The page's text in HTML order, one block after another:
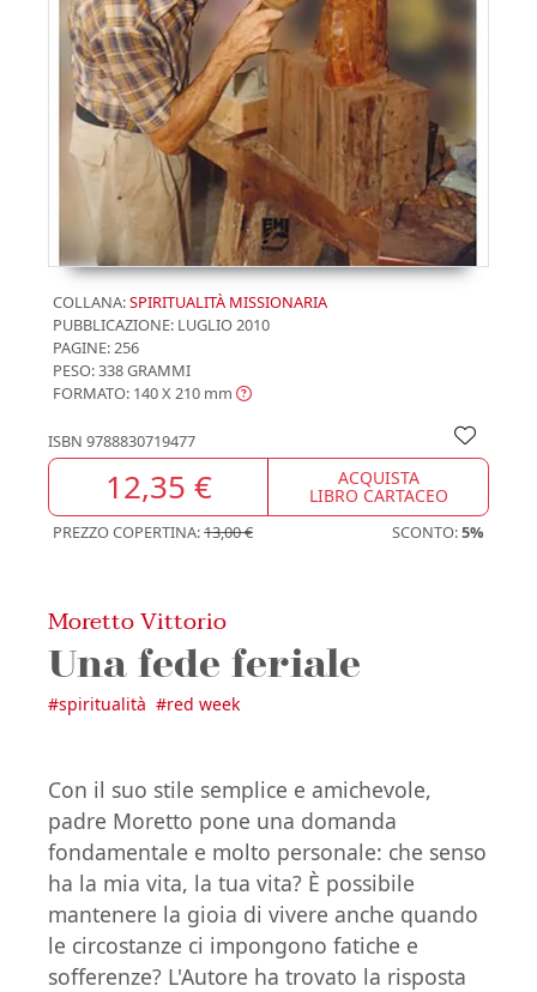
COLLANA:SPIRITUALITÀ MISSIONARIA
PUBBLICAZIONE: LUGLIO 2010
PAGINE: 256
PESO: 338 GRAMMI
FORMATO: 140 X 210 mm
ISBN 9788830719477
12,35 € ACQUISTA
LIBRO CARTACEO
PREZZO COPERTINA:13,00 € SCONTO:5%
Moretto Vittorio
Una fede feriale
#spiritualità #red week
Con il suo stile semplice e amichevole,
padre Moretto pone una domanda
fondamentale e molto personale: che senso
ha la mia vita, la tua vita? È possibile
mantenere la gioia di vivere anche quando
le circostanze ci impongono fatiche e
sofferenze? L'Autore ha trovato la risposta